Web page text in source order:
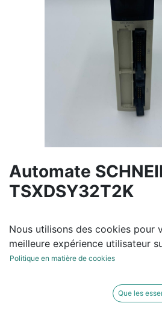
Automate
TSXDSY32T2K
Nous utilisons des cookies pour
meilleure expérience utilisateur
Politique en matière de cookies
Que les